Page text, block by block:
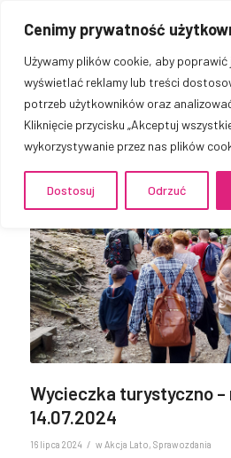
Cenimy prywatność
Używamy plików cookie, aby
wyświetlać reklamy lub treści
potrzeb użytkowników oraz
Kliknięcie przycisku „Akceptuj
wykorzystywanie przez nas plików
Dostosuj Odrzuć
Wycieczka turystyczno
14.07.2024
16 lipca 2024 / w Akcja Lato, Sprawozdania